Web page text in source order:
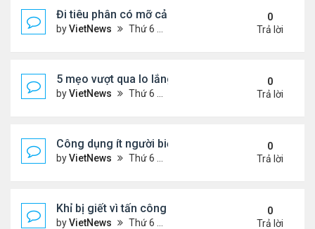
Đi tiêu phân có mỡ cảnh báo nguy cơ bệnh tật
byVietNews Thứ 6 Tháng 7 29, 2022 5:15 pm
0
Trả lời
5 mẹo vượt qua lo lắng trong thời kỳ lạm phát
byVietNews Thứ 6 Tháng 7 29, 2022 5:12 pm
0
Trả lời
Công dụng ít người biết của dầu ô liu
byVietNews Thứ 6 Tháng 7 29, 2022 1:42 pm
0
Trả lời
Khỉ bị giết vì tấn công 56 người
byVietNews Thứ 6 Tháng 7 29, 2022 1:39 pm
0
Trả lời